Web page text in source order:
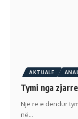
AKTUALE
Tymi nga
Një re e dendur
në…